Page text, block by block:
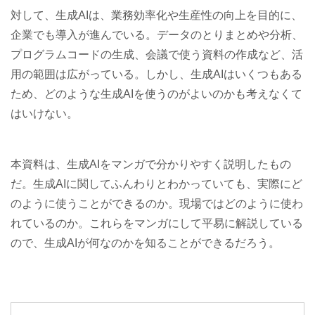
対して、生成AIは、業務効率化や生産性の向上を目的に、
企業でも導入が進んでいる。データのとりまとめや分析、
プログラムコードの生成、会議で使う資料の作成など、活
用の範囲は広がっている。しかし、生成AIはいくつもある
ため、どのような生成AIを使うのがよいのかも考えなくて
はいけない。
本資料は、生成AIをマンガで分かりやすく説明したもの
だ。生成AIに関してふんわりとわかっていても、実際にど
のように使うことができるのか。現場ではどのように使わ
れているのか。これらをマンガにして平易に解説している
ので、生成AIが何なのかを知ることができるだろう。